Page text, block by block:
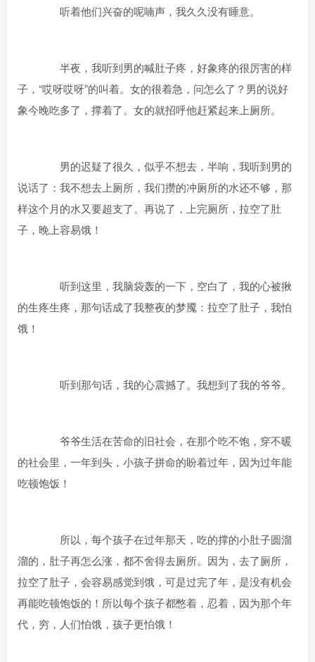
听着他们兴奋的呢喃声，我久久没有睡意。
半夜，我听到男的喊肚子疼，好象疼的很厉害的样
子，“哎呀哎呀”的叫着。女的很着急，问怎么了？男的说好
象今晚吃多了，撑着了。女的就招呼他赶紧起来上厕所。
男的迟疑了很久，似乎不想去，半响，我听到男的
说话了：我不想去上厕所，我们攒的冲厕所的水还不够，那
样这个月的水又要超支了。再说了，上完厕所，拉空了肚
子，晚上容易饿！
听到这里，我脑袋轰的一下，空白了，我的心被揪
的生疼生疼，那句话成了我整夜的梦魇：拉空了肚子，我怕
饿！
听到那句话，我的心震撼了。我想到了我的爷爷。
爷爷生活在苦命的旧社会，在那个吃不饱，穿不暖
的社会里，一年到头，小孩子拼命的盼着过年，因为过年能
吃顿饱饭！
所以，每个孩子在过年那天，吃的撑的小肚子圆溜
溜的，肚子再怎么涨，都不舍得去厕所。因为，去了厕所，
拉空了肚子，会容易感觉到饿，可是过完了年，是没有机会
再能吃顿饱饭的！所以每个孩子都憋着，忍着，因为那个年
代，穷，人们怕饿，孩子更怕饿！